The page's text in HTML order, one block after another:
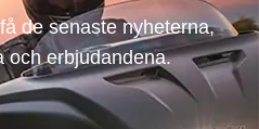
de senaste nyheterna,
och erbjudandena.